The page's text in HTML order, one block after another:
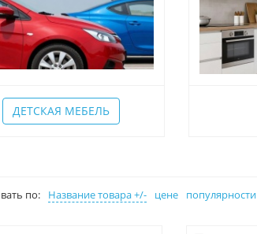
ДЕТСКАЯ МЕБЕЛЬ
по: Название товара +/- цене популярности